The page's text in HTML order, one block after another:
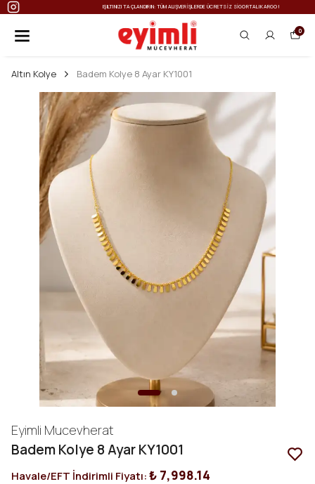
IŞILTINIZI TAÇLANDIRIN: TÜM ALIŞVERIŞLERDE ÜCRETSIZ SIGORTALI KARGO!
0
Altın Kolye Badem Kolye 8 Ayar KY1001
Eyimli Mucevherat
Badem Kolye 8 Ayar KY1001
Havale/EFT İndirimli Fiyatı:₺ 7,998.14